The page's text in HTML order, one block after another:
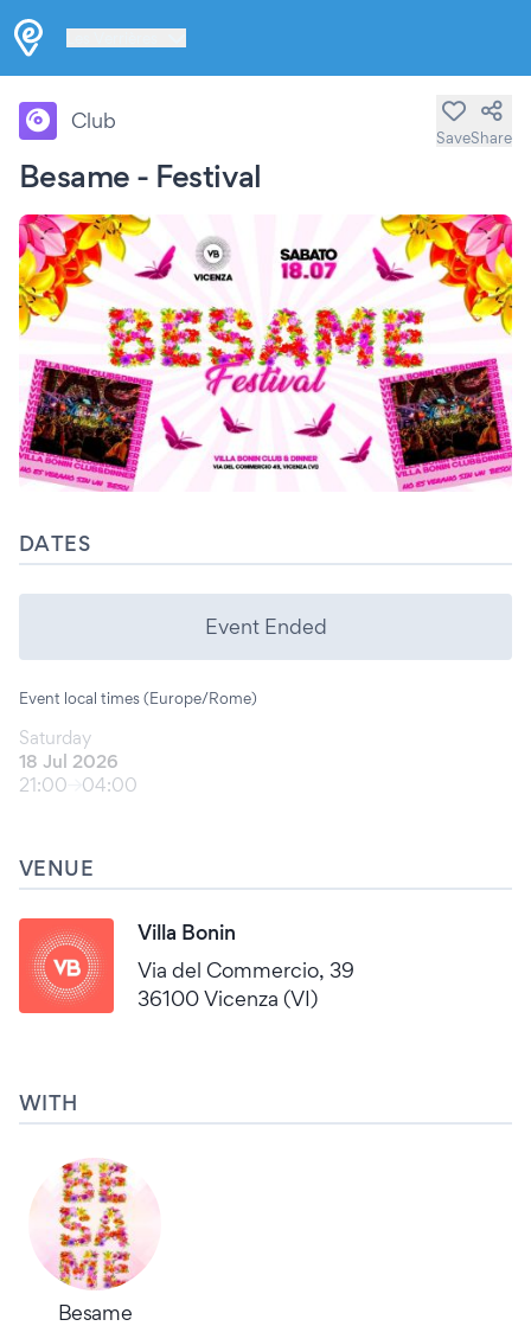
Besame - Festival
Club
SaveShare
DATES
Event Ended
Event local times (Europe/Rome)
Saturday
18 Jul 2026
21:00
04:00
VENUE
Villa Bonin
Via del Commercio, 39
36100 Vicenza (VI)
WITH
Besame